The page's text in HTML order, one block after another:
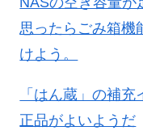
思ったらごみ箱機
けよう。
「はん蔵」の補充
正品がよいようだ